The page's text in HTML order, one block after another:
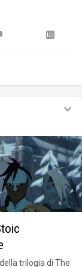
trilogia di The